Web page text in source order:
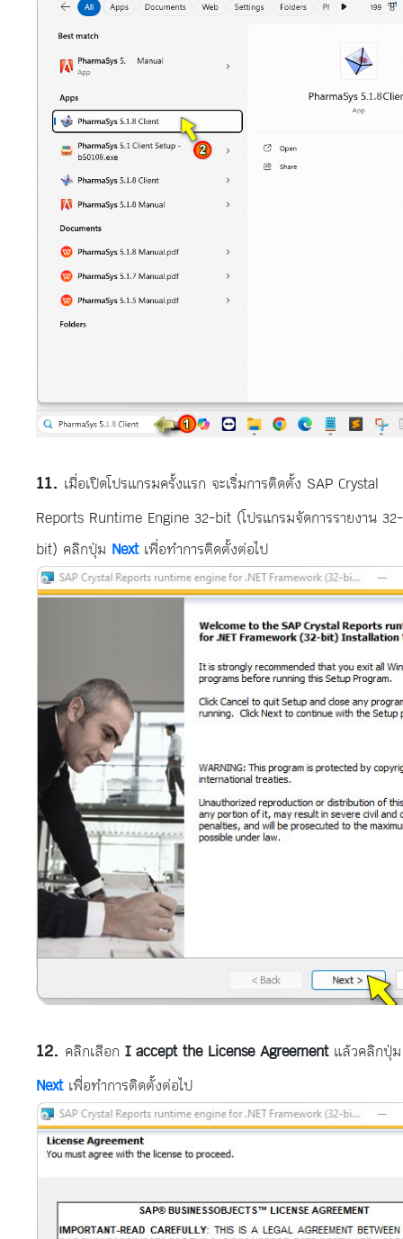
เมื่อเปิดโปรแกรมครั้งแรก จะเริ่มการติดตั้ง SAP Crystal
Reports Runtime Engine 32-bit (โปรแกรมจัดการรายงาน 32-
bit) คลิกปุ่ม Nextเพื่อทำการติดตั้งต่อไป
คลิกเลือก I accept the License Agreementแล้วคลิกปุ่ม
Nextเพื่อทำการติดตั้งต่อไป